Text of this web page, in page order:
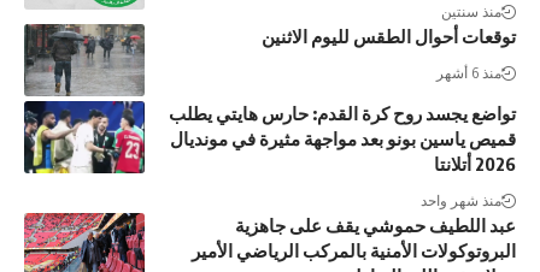
منذ سنتين
توقعات أحوال الطقس لليوم الاثنين
منذ 6 أشهر
تواضع يجسد روح كرة القدم: حارس هايتي يطلب
قميص ياسين بونو بعد مواجهة مثيرة في مونديال
2026 أتلانتا
منذ شهر واحد
عبد اللطيف حموشي يقف على جاهزية
البروتوكولات الأمنية بالمركب الرياضي الأمير